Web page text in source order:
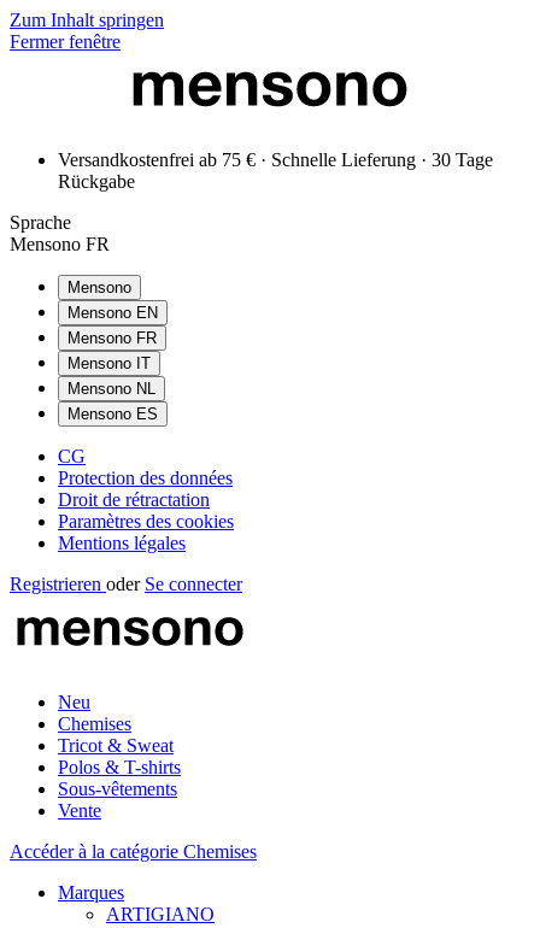
Zum Inhalt springen
Fermer fenêtre
Versandkostenfrei ab 75 € · Schnelle Lieferung · 30 Tage
Rückgabe
Sprache
Mensono FR
Mensono
Mensono EN
Mensono FR
Mensono IT
Mensono NL
Mensono ES
CG
Protection des données
Droit de rétractation
Paramètres des cookies
Mentions légales
Registrieren oder Se connecter
Neu
Chemises
Tricot & Sweat
Polos & T-shirts
Sous-vêtements
Vente
Accéder à la catégorie Chemises
Marques
ARTIGIANO